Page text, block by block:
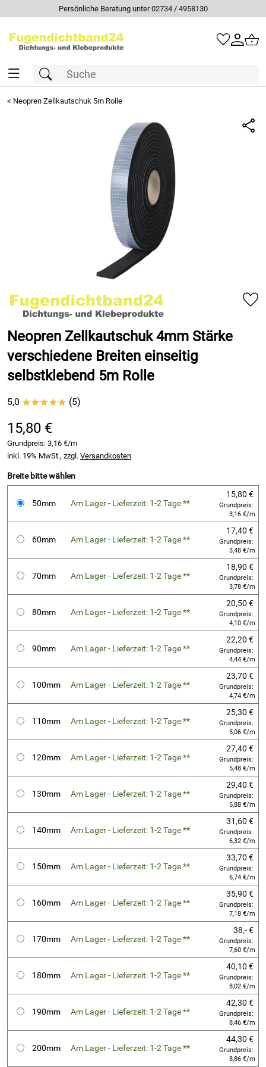
Persönliche Beratung unter 02734 / 4958130
< Neopren Zellkautschuk 5m Rolle
Neopren Zellkautschuk 4mm Stärke
verschiedene Breiten einseitig
selbstklebend 5m Rolle
5,0 ***** (5)
15,80 €
Grundpreis: 3,16 €/m
inkl. 19% MwSt., zzgl. Versandkosten
Breite bitte wählen
50mm Am Lager - Lieferzeit: 1-2 Tage **
15,80 €
Grundpreis:
3,16 €/m
60mm Am Lager - Lieferzeit: 1-2 Tage **
17,40 €
Grundpreis:
3,48 €/m
70mm Am Lager - Lieferzeit: 1-2 Tage **
18,90 €
Grundpreis:
3,78 €/m
80mm Am Lager - Lieferzeit: 1-2 Tage **
20,50 €
Grundpreis:
4,10 €/m
90mm Am Lager - Lieferzeit: 1-2 Tage **
22,20 €
Grundpreis:
4,44 €/m
100mm Am Lager - Lieferzeit: 1-2 Tage **
23,70 €
Grundpreis:
4,74 €/m
110mm Am Lager - Lieferzeit: 1-2 Tage **
25,30 €
Grundpreis:
5,06 €/m
120mm Am Lager - Lieferzeit: 1-2 Tage **
27,40 €
Grundpreis:
5,48 €/m
130mm Am Lager - Lieferzeit: 1-2 Tage **
29,40 €
Grundpreis:
5,88 €/m
140mm Am Lager - Lieferzeit: 1-2 Tage **
31,60 €
Grundpreis:
6,32 €/m
150mm Am Lager - Lieferzeit: 1-2 Tage **
33,70 €
Grundpreis:
6,74 €/m
160mm Am Lager - Lieferzeit: 1-2 Tage **
35,90 €
Grundpreis:
7,18 €/m
170mm Am Lager - Lieferzeit: 1-2 Tage **
38,- €
Grundpreis:
7,60 €/m
180mm Am Lager - Lieferzeit: 1-2 Tage **
40,10 €
Grundpreis:
8,02 €/m
190mm Am Lager - Lieferzeit: 1-2 Tage **
42,30 €
Grundpreis:
8,46 €/m
200mm Am Lager - Lieferzeit: 1-2 Tage **
44,30 €
Grundpreis:
8,86 €/m